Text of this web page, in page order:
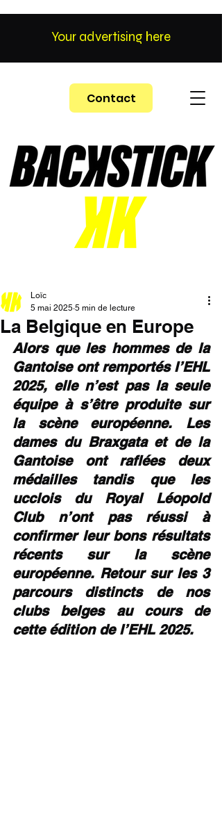
Contact
Your advertising here
La Belgique en Europe
Loïc
5 mai 2025 5 min de lecture
Alors que les hommes de la
Gantoise ont remportés l’EHL
2025, elle n’est pas la seule
équipe à s’être produite sur
la scène européenne. Les
dames du Braxgata et de la
Gantoise ont raflées deux
médailles tandis que les
ucclois du Royal Léopold
Club n’ont pas réussi à
confirmer leur bons résultats
récents sur la scène
européenne. Retour sur les 3
parcours distincts de nos
clubs belges au cours de
cette édition de l’EHL 2025.